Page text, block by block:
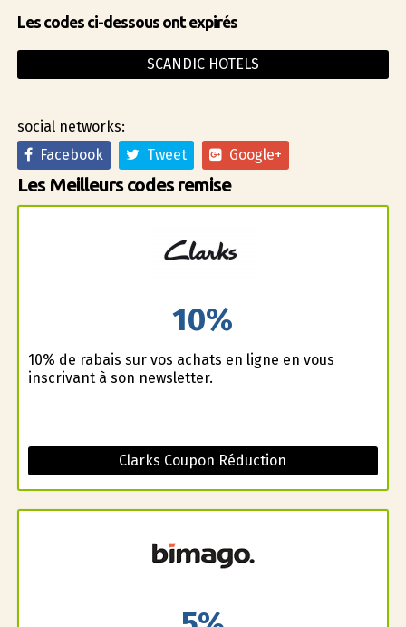
Les codes ci-dessous ont expirés
SCANDIC HOTELS
social networks:
Facebook
Tweet Google+
Les Meilleurs codes remise
10%
10% de rabais sur vos achats en ligne en vous
inscrivant à son newsletter.
Clarks Coupon Réduction